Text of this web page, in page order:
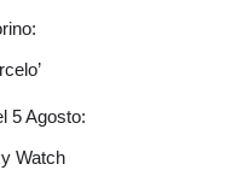
5 Agosto:
Watch